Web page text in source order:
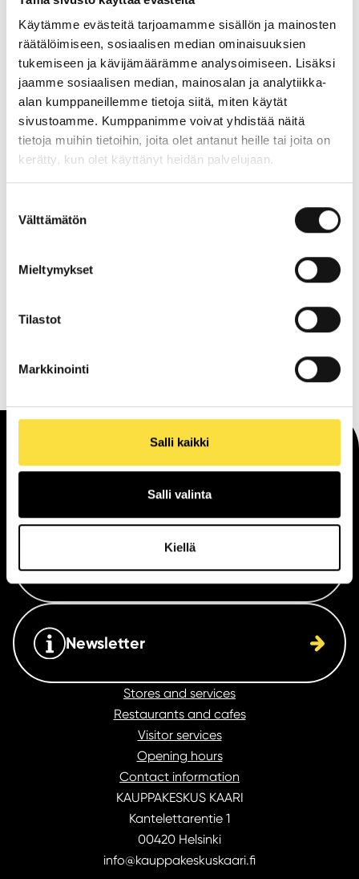
Käytämme evästeitä tarjoamamme sisällön ja mainosten
räätälöimiseen, sosiaalisen median ominaisuuksien
tukemiseen ja kävijämäärämme analysoimiseen. Lisäksi
jaamme sosiaalisen median, mainosalan ja analytiikka-
alan kumppaneillemme tietoja siitä, miten käytät
sivustoamme. Kumppanimme voivat yhdistää näitä
tietoja muihin tietoihin, joita olet antanut heille tai joita on
kerätty, kun olet käyttänyt heidän palvelujaan.
valinta
Välttämätön
Mieltymykset
Tilastot
Markkinointi
Salli kaikki
Salli valinta
Kiellä
Feedback (Required)
Newsletter
Stores and services
Restaurants and cafes
Visitor services
Opening hours
Contact information
KAUPPAKESKUS KAARI
Kantelettarentie 1
00420 Helsinki
info@kauppakeskuskaari.fi